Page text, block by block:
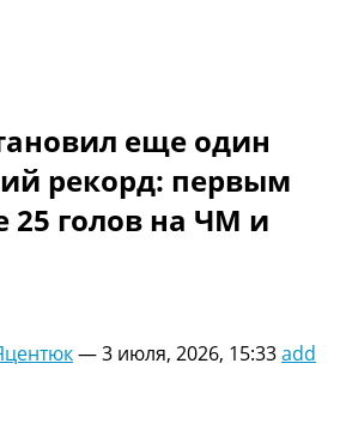
Лига
Лига
>>>
Таблицы групп
еще один
рекорд: первым
25 голов на ЧМ и
—3 июля, 2026, 15:33add